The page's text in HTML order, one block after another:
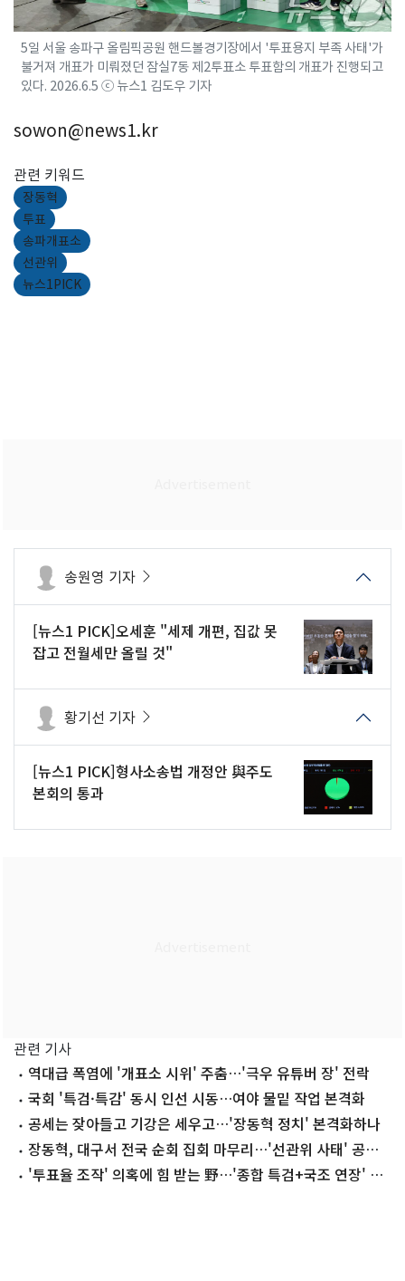
5일 서울 송파구 올림픽공원 핸드볼경기장에서 '투표용지 부족 사태'가
불거져 개표가 미뤄졌던 잠실7동 제2투표소 투표함의 개표가 진행되고
있다. 2026.6.5 ⓒ 뉴스1 김도우 기자
sowon@news1.kr
관련 키워드
장동혁
투표
송파개표소
선관위
뉴스1PICK
송원영 기자
[뉴스1 PICK]오세훈 "세제 개편, 집값 못
잡고 전월세만 올릴 것"
황기선 기자
[뉴스1 PICK]형사소송법 개정안 與주도
본회의 통과
관련 기사
역대급 폭염에 '개표소 시위' 주춤…'극우 유튜버 장' 전락
국회 '특검·특감' 동시 인선 시동…여야 물밑 작업 본격화
공세는 잦아들고 기강은 세우고…'장동혁 정치' 본격화하나
장동혁, 대구서 전국 순회 집회 마무리…'선관위 사태' 공세
탄력'투표율 조작' 의혹에 힘 받는 野…'종합 특검+국조 연장' 대